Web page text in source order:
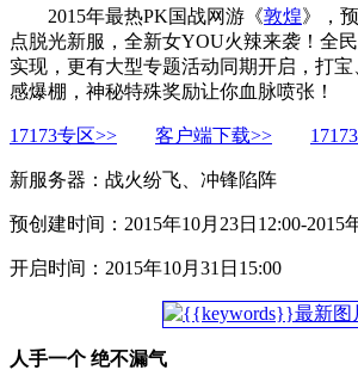
2015年最热PK国战网游《敦煌》，
点脱光新服，全新女YOU火辣来袭！全
实现，更有大型专题活动同期开启，打
感爆棚，神秘特殊奖励让你血脉喷张！
17173专区>> 客户端下载>>
新服务器：战火纷飞、冲锋陷阵
预创建时间：2015年10月23日12:00-2015
开启时间：2015年10月31日15:00
人手一个 绝不漏气